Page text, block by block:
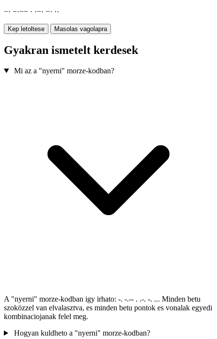
−· −·−− · ·−· −· ··
Kep letoltese Masolas vagolapra
Gyakran ismetelt kerdesek
Mi az a "nyerni" morze-kodban?
A "nyerni" morze-kodban igy irhato: -. -.-- . .-. -. ... Minden betu
szoközzel van elvalasztva, es minden betu pontok es vonalak egyedi
kombinaciojanak felel meg.
Hogyan kuldheto a "nyerni" morze-kodban?